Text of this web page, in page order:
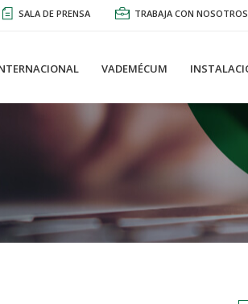
SALA DE PRENSA TRABAJA CON NOSOTROS
VADEMÉCUM